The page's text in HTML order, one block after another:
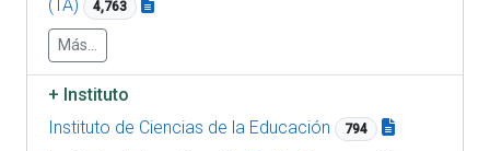
(TA) 4,763
Más...
+ Instituto
Instituto de Ciencias de la Educación
794